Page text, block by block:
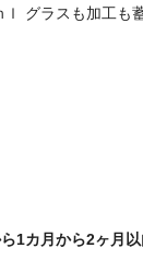
グラスも加工も
1カ月から2ヶ月